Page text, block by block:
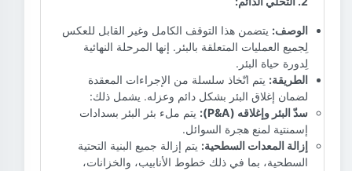
الوصف: يتضمن هذا التوقف الكامل وغير القابل للعكس
لِجميع العمليات المتعلقة بالبئر. إنها المرحلة النهائية
لِدورة حياة البئر.
الطريقة: يتم اتّخاذ سلسلة من الإجراءات المعقدة
لضمان إغلاق البئر بشكل دائم وعزله. يشمل ذلك:
سدّ البئر وإغلاقه (P&A):
يتم ملء بئر البئر بسدادات
إسمنتية لمنع هجرة السوائل.
إزالة المعدات السطحية: يتم إزالة جميع البنية التحتية
السطحية، بما في ذلك خطوط الأنابيب، والخزانات،